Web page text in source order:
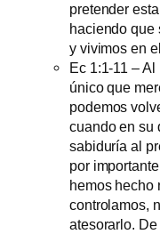
pretender
haciendo que
y vivimos en
Ec 1:1-11 –
único que
podemos
cuando en su
sabiduría al
por
hemos hecho
controlamos,
atesorarlo.